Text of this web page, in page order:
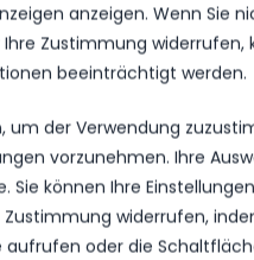
anzeigen. Wenn Sie
Zustimmung widerrufen,
beeinträchtigt werden.
um der Verwendung
vorzunehmen. Ihre
Sie können Ihre
widerrufen,
aufrufen oder die
BEGEGNUNG ERGEBNIS
Luckenwalde
F1-Jugend
vs. SV
Grün-Weiß
Bestensee
1:0